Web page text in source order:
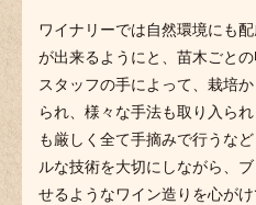
ワイナリーでは自然環境にも
が出来るようにと、苗木ごと
スタッフの手によって、栽培
られ、様々な手法も取り入ら
も厳しく全て手摘みで行うな
ルな技術を大切にしながら、
せるようなワイン造りを心が